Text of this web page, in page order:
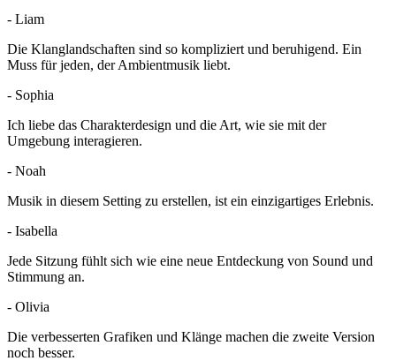
- Liam
Die Klanglandschaften sind so kompliziert und beruhigend. Ein
Muss für jeden, der Ambientmusik liebt.
- Sophia
Ich liebe das Charakterdesign und die Art, wie sie mit der
Umgebung interagieren.
- Noah
Musik in diesem Setting zu erstellen, ist ein einzigartiges Erlebnis.
- Isabella
Jede Sitzung fühlt sich wie eine neue Entdeckung von Sound und
Stimmung an.
- Olivia
Die verbesserten Grafiken und Klänge machen die zweite Version
noch besser.